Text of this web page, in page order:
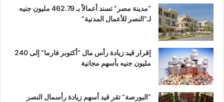
“مدينة مصر” تسند أعمالاً بـ 462.79 مليون جنيه
لـ”النصر للأعمال المدنية”
إقرار قيد زيادة رأس مال “أكتوبر فارما” إلى 240
مليون جنيه بأسهم مجانية
“البورصة” تقر قيد أسهم زيادة رأسمال النصر